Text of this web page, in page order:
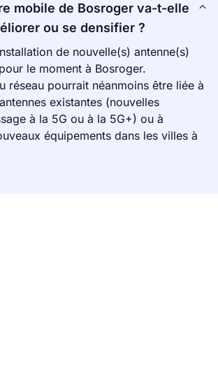
mobile de Bosroger va-t-elle
ou se densifier ?
de nouvelle(s) antenne(s)
le moment à Bosroger.
réseau pourrait néanmoins être liée à
existantes (nouvelles
à la 5G ou à la 5G+) ou à
équipements dans les villes à